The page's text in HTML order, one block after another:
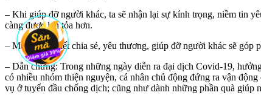
– Khi giúp đỡ người khác, ta sẽ nhận lại sự kính trọng, niềm tin
càng được lan tỏa hơn.
– Mỗi người biết chia sẻ, yêu thương, giúp đỡ người khác sẽ góp
– Dẫn chứng: Trong những ngày diễn ra đại dịch Covid-19,
có nhiều nhóm thiện nguyện, cá nhân chủ động đứng ra vận
vụ ở tuyến đầu chống dịch; cũng như dành những phần quà